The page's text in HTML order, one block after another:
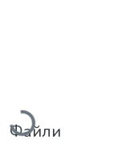
Вантажиться...
Файли